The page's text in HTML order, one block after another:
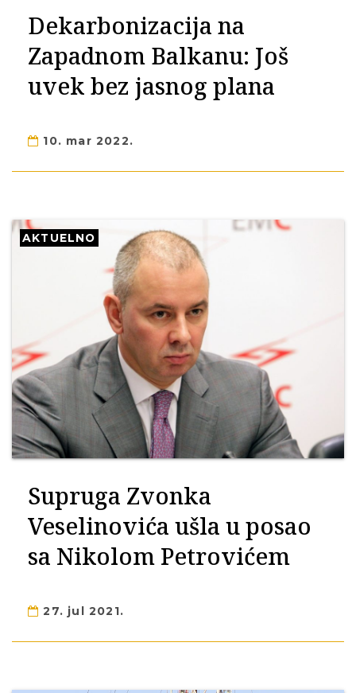
Dekarbonizacija na
Zapadnom Balkanu: Još
uvek bez jasnog plana
10. mar 2022.
AKTUELNO
Supruga Zvonka
Veselinovića ušla u posao
sa Nikolom Petrovićem
27. jul 2021.